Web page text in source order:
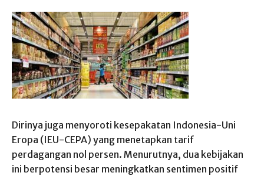
Dirinya juga menyoroti kesepakatan Indonesia-Uni
Eropa (IEU-CEPA) yang menetapkan tarif
perdagangan nol persen. Menurutnya, dua kebijakan
ini berpotensi besar meningkatkan sentimen positif